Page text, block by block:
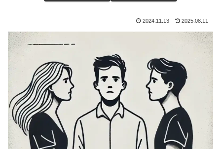
2024.11.13 2025.08.11